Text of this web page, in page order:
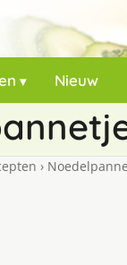
Nieuw
›